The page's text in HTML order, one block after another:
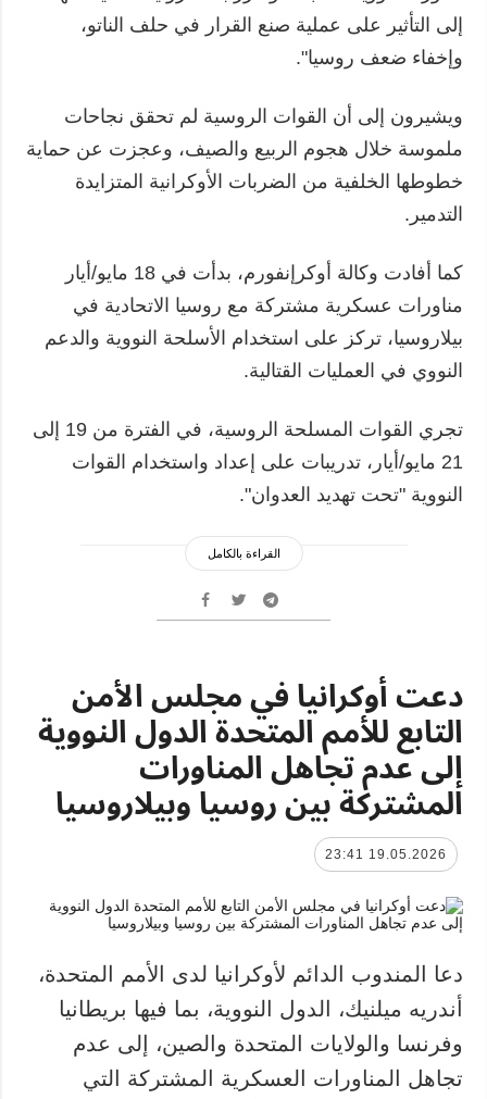
إلى التأثير على عملية صنع القرار في حلف الناتو،
وإخفاء ضعف روسيا".
ويشيرون إلى أن القوات الروسية لم تحقق نجاحات
ملموسة خلال هجوم الربيع والصيف، وعجزت عن حماية
خطوطها الخلفية من الضربات الأوكرانية المتزايدة
التدمير.
كما أفادت وكالة أوكرإنفورم، بدأت في 18 مايو/أيار
مناورات عسكرية مشتركة مع روسيا الاتحادية في
بيلاروسيا، تركز على استخدام الأسلحة النووية والدعم
النووي في العمليات القتالية.
تجري القوات المسلحة الروسية، في الفترة من 19 إلى
21 مايو/أيار، تدريبات على إعداد واستخدام القوات
النووية "تحت تهديد العدوان".
القراءة بالكامل
دعت أوكرانيا في مجلس الأمن
التابع للأمم المتحدة الدول النووية
إلى عدم تجاهل المناورات
المشتركة بين روسيا وبيلاروسيا
19.05.2026 23:41
دعا المندوب الدائم لأوكرانيا لدى الأمم المتحدة،
أندريه ميلنيك، الدول النووية، بما فيها بريطانيا
وفرنسا والولايات المتحدة والصين، إلى عدم
تجاهل المناورات العسكرية المشتركة التي